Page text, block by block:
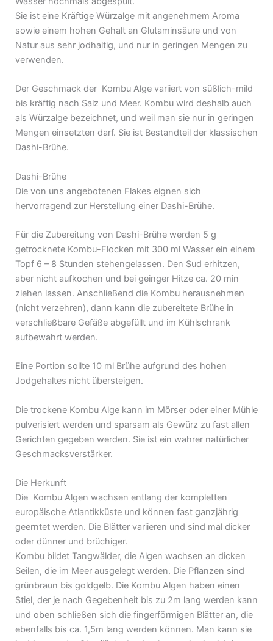
Sie ist eine Kräftige Würzalge mit angenehmem Aroma
sowie einem hohen Gehalt an Glutaminsäure und von
Natur aus sehr jodhaltig, und nur in geringen Mengen zu
verwenden.
Der Geschmack der Kombu Alge variiert von süßlich-mild
bis kräftig nach Salz und Meer. Kombu wird deshalb auch
als Würzalge bezeichnet, und weil man sie nur in geringen
Mengen einsetzten darf. Sie ist Bestandteil der klassischen
Dashi-Brühe.
Dashi-Brühe
Die von uns angebotenen Flakes eignen sich
hervorragend zur Herstellung einer Dashi-Brühe.
Für die Zubereitung von Dashi-Brühe werden 5 g
getrocknete Kombu-Flocken mit 300 ml Wasser ein einem
Topf 6 – 8 Stunden stehengelassen. Den Sud erhitzen,
aber nicht aufkochen und bei geinger Hitze ca. 20 min
ziehen lassen. Anschließend die Kombu herausnehmen
(nicht verzehren), dann kann die zubereitete Brühe in
verschließbare Gefäße abgefüllt und im Kühlschrank
aufbewahrt werden.
Eine Portion sollte 10 ml Brühe aufgrund des hohen
Jodgehaltes nicht übersteigen.
Die trockene Kombu Alge kann im Mörser oder einer Mühle
pulverisiert werden und sparsam als Gewürz zu fast allen
Gerichten gegeben werden. Sie ist ein wahrer natürlicher
Geschmacksverstärker.
Die Herkunft
Die Kombu Algen wachsen entlang der kompletten
europäische Atlantikküste und können fast ganzjährig
geerntet werden. Die Blätter variieren und sind mal dicker
oder dünner und brüchiger.
Kombu bildet Tangwälder, die Algen wachsen an dicken
Seilen, die im Meer ausgelegt werden. Die Pflanzen sind
grünbraun bis goldgelb. Die Kombu Algen haben einen
Stiel, der je nach Gegebenheit bis zu 2m lang werden kann
und oben schließen sich die fingerförmigen Blätter an, die
ebenfalls bis ca. 1,5m lang werden können. Man kann sie